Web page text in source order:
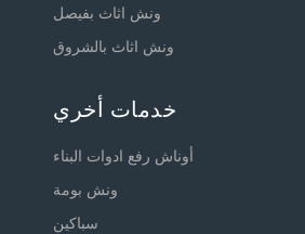
ونش اثاث بفيصل
ونش اثاث بالشروق
خدمات أخري
أوناش رفع ادوات البناء
ونش بومة
سباكين